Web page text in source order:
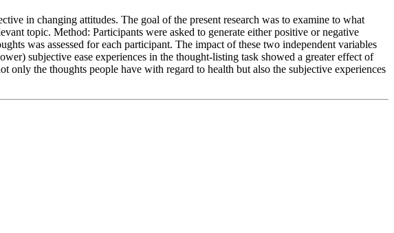
in changing attitudes. The goal of the present research was to examine to what
topic. Method: Participants were asked to generate either positive or negative
was assessed for each participant. The impact of these two independent variables
subjective ease experiences in the thought-listing task showed a greater effect of
the thoughts people have with regard to health but also the subjective experiences